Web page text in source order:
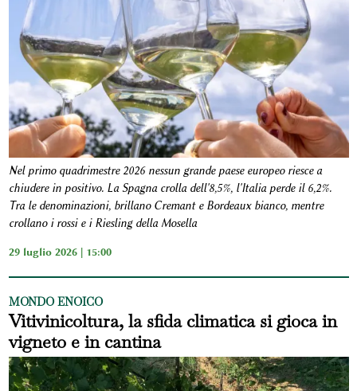
Nel primo quadrimestre 2026 nessun grande paese europeo riesce a
chiudere in positivo. La Spagna crolla dell'8,5%, l'Italia perde il 6,2%.
Tra le denominazioni, brillano Cremant e Bordeaux bianco, mentre
crollano i rossi e i Riesling della Mosella
29 luglio 2026 | 15:00
MONDO ENOICO
Vitivinicoltura, la sfida climatica si gioca in
vigneto e in cantina